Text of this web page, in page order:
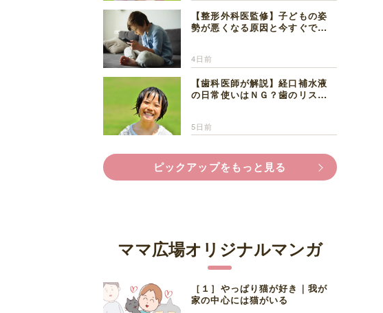
【整形外科医監修】子どもの姿
勢が悪くなる原因と今すぐでき
4日前
【歯科医師が解説】経口補水液
の日常使いはＮＧ？歯のリスク
5日前
ピックアップをもっと見る
ママ広場オリジナルマンガ
［１］やっぱり猫が好き｜我が
家の中心には猫がいる